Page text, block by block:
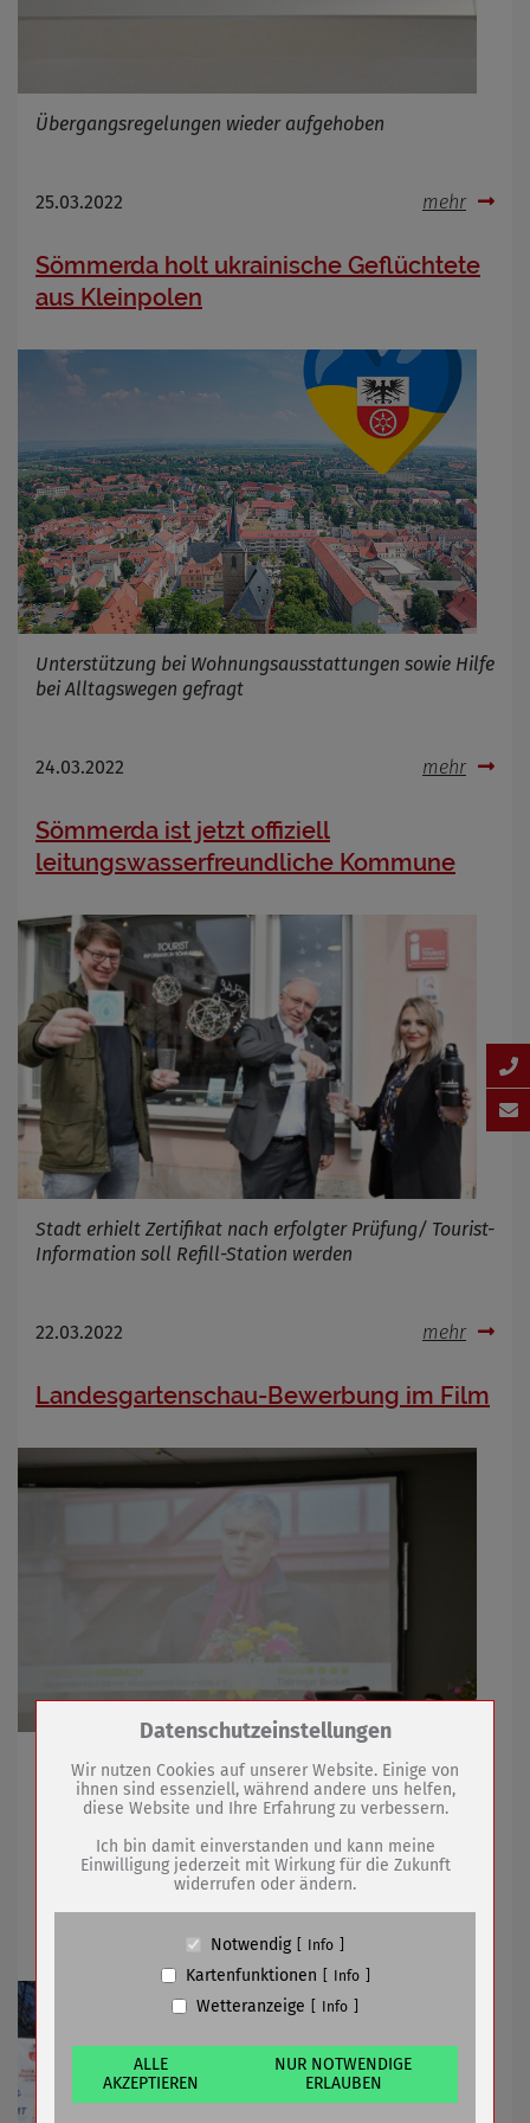
Übergangsregelungen wieder aufgehoben
25.03.2022 mehr
Sömmerda holt ukrainische Geflüchtete
aus Kleinpolen
Unterstützung bei Wohnungsausstattungen sowie Hilfe
bei Alltagswegen gefragt
24.03.2022 mehr
Sömmerda ist jetzt offiziell
leitungswasserfreundliche Kommune
Stadt erhielt Zertifikat nach erfolgter Prüfung/ Tourist-
Information soll Refill-Station werden
22.03.2022 mehr
Landesgartenschau-Bewerbung im Film
Video mit den fünf Orten der Allianz "Thüringer
Becken"
22.03.2022 mehr
Zum Betrieb der Seite notwendige Cookies /
Name
PHP Session Cookie
Anbieter
Eigentümer dieser Website (Wenko-
Wenselaar GmbH & Co. KG)
Absicherung Kontaktformular / SPAM
Cookiespeicherung Entscheidungscookie
Anbieter
Eigentümer dieser Website (Wenko-
Wenselaar GmbH & Co. KG)
Zweck
Speichert die Einstellungen der Besucher
bezüglich der Speicherung von Cookies.
Datenschutzeinstellungen
Wir nutzen Cookies auf unserer Website. Einige von
ihnen sind essenziell, während andere uns helfen,
diese Website und Ihre Erfahrung zu verbessern.
Ich bin damit einverstanden und kann meine
Einwilligung jederzeit mit Wirkung für die Zukunft
widerrufen oder ändern.
Notwendig Info
Kartenfunktionen Info
Wetteranzeige Info
ALLE
AKZEPTIEREN
NUR NOTWENDIGE
ERLAUBEN